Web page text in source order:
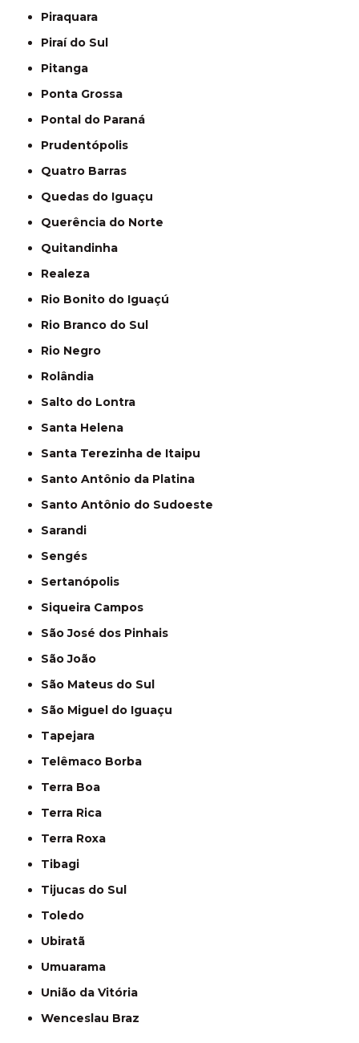
Piraquara
Piraí do Sul
Pitanga
Ponta Grossa
Pontal do Paraná
Prudentópolis
Quatro Barras
Quedas do Iguaçu
Querência do Norte
Quitandinha
Realeza
Rio Bonito do Iguaçú
Rio Branco do Sul
Rio Negro
Rolândia
Salto do Lontra
Santa Helena
Santa Terezinha de Itaipu
Santo Antônio da Platina
Santo Antônio do Sudoeste
Sarandi
Sengés
Sertanópolis
Siqueira Campos
São José dos Pinhais
São João
São Mateus do Sul
São Miguel do Iguaçu
Tapejara
Telêmaco Borba
Terra Boa
Terra Rica
Terra Roxa
Tibagi
Tijucas do Sul
Toledo
Ubiratã
Umuarama
União da Vitória
Wenceslau Braz